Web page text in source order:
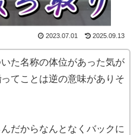
2023.07.01 2025.09.13
た名称の体位があった気が
ってことは逆の意味がありそ
だからなんとなくバックに